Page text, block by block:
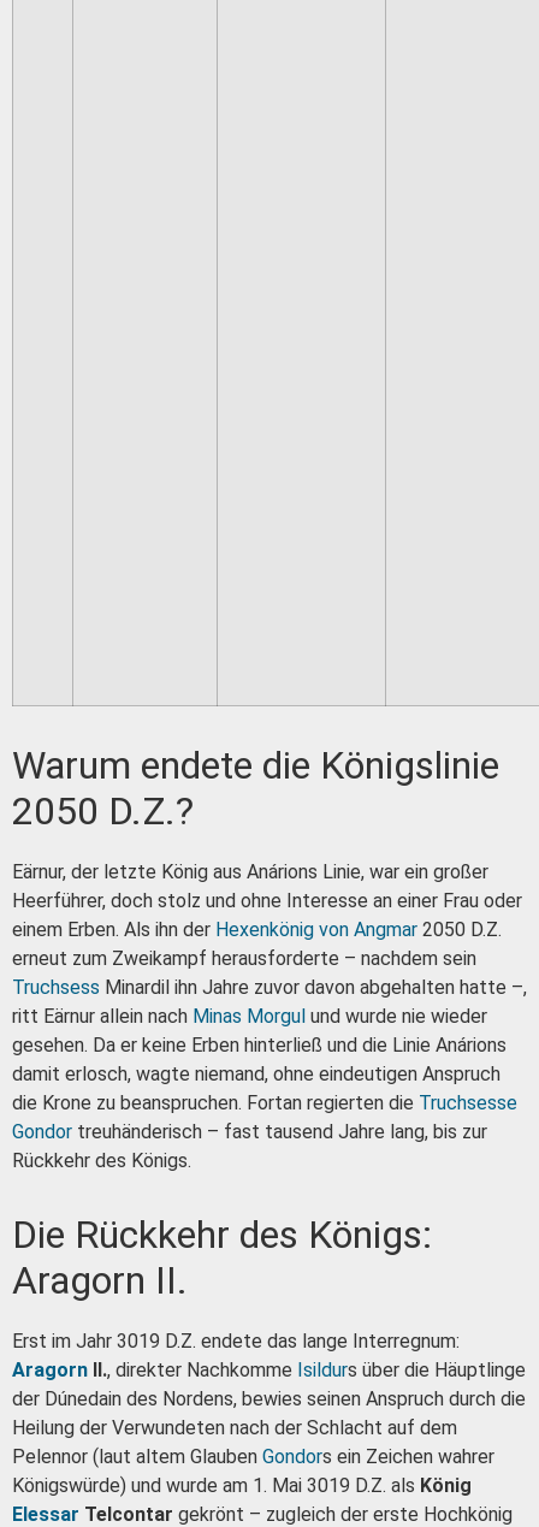
Warum endete die Königslinie
2050 D.Z.?
Eärnur, der letzte König aus Anárions Linie, war ein großer
Heerführer, doch stolz und ohne Interesse an einer Frau oder
einem Erben. Als ihn der Hexenkönig von Angmar 2050 D.Z.
erneut zum Zweikampf herausforderte – nachdem sein
Truchsess Minardil ihn Jahre zuvor davon abgehalten hatte –,
ritt Eärnur allein nach Minas Morgul und wurde nie wieder
gesehen. Da er keine Erben hinterließ und die Linie Anárions
damit erlosch, wagte niemand, ohne eindeutigen Anspruch
die Krone zu beanspruchen. Fortan regierten die Truchsesse
Gondor treuhänderisch – fast tausend Jahre lang, bis zur
Rückkehr des Königs.
Die Rückkehr des Königs:
Aragorn II.
Erst im Jahr 3019 D.Z. endete das lange Interregnum:
Aragorn II., direkter Nachkomme Isildurs über die Häuptlinge
der Dúnedain des Nordens, bewies seinen Anspruch durch die
Heilung der Verwundeten nach der Schlacht auf dem
Pelennor (laut altem Glauben Gondors ein Zeichen wahrer
Königswürde) und wurde am 1. Mai 3019 D.Z. als König
Elessar Telcontar gekrönt – zugleich der erste Hochkönig